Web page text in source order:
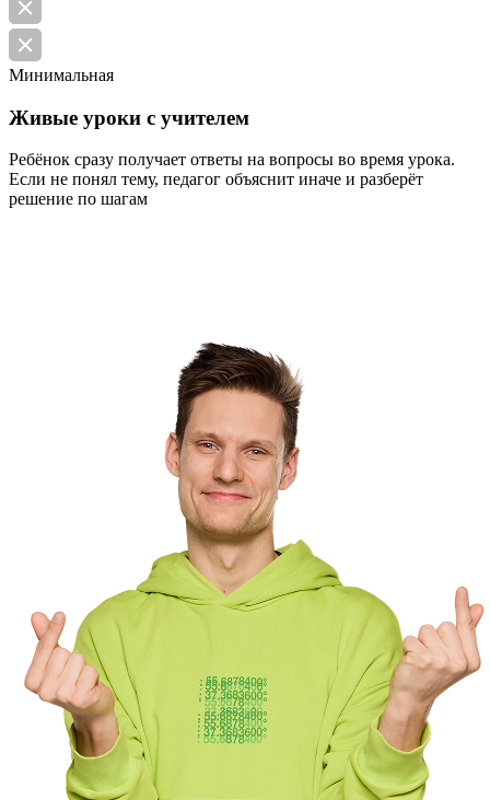
Минимальная
Живые уроки с учителем
Ребёнок сразу получает ответы на вопросы во время урока.
Если не понял тему, педагог объяснит иначе и разберёт
решение по шагам